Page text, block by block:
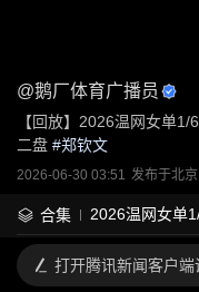
@鹅厂体育广播员
【回放】2026温网女单
二盘 #郑钦文
2026-06-30 03:51 发布于北京
合集 2026温网女单
打开腾讯新闻客户端